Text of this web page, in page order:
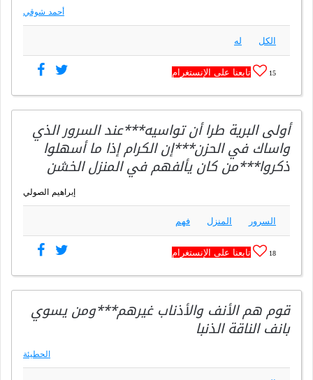
أحمد شوقي
الكل له
15 تابعنا على الإنستغرام
أولى البرية طرا أن تواسيه***عند السرور الذي
واساك في الحزن***إن الكرام إذا ما أسهلوا
ذكروا***من كان يألفهم في المنزل الخشن
إبراهيم الصولي
السرور المنزل فهم
18 تابعنا على الإنستغرام
قوم هم الأنف والأذناب غيرهم***ومن يسوي
بانف الناقة الذنبا
الحطيئة